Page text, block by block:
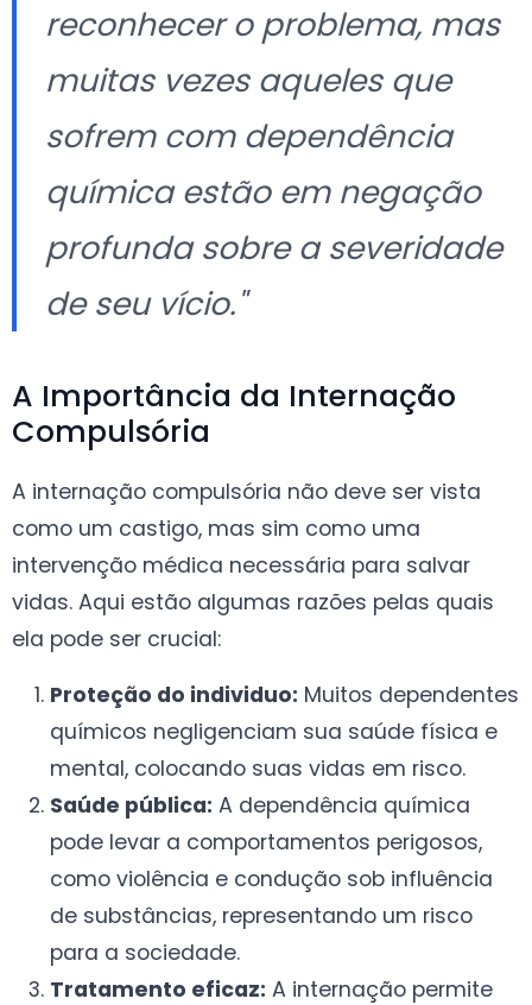
reconhecer o problema, mas
muitas vezes aqueles que
sofrem com dependência
química estão em negação
profunda sobre a severidade
de seu vício."
A Importância da Internação
Compulsória
A internação compulsória não deve ser vista
como um castigo, mas sim como uma
intervenção médica necessária para salvar
vidas. Aqui estão algumas razões pelas quais
ela pode ser crucial:
Proteção do individuo: Muitos dependentes
químicos negligenciam sua saúde física e
mental, colocando suas vidas em risco.
Saúde pública: A dependência química
pode levar a comportamentos perigosos,
como violência e condução sob influência
de substâncias, representando um risco
para a sociedade.
Tratamento eficaz: A internação permite